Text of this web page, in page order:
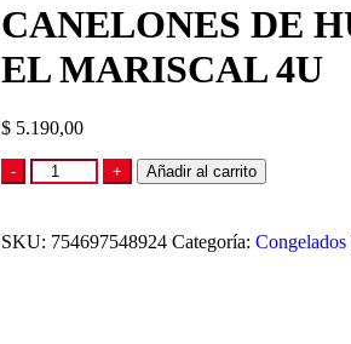
CANELONES DE
EL MARISCAL 4U
$5.190,00
-
CANELONES
DE
CONGELADOS
EL
+ Añadir al carrito
SKU: 754697548924 Categoría: Congelados